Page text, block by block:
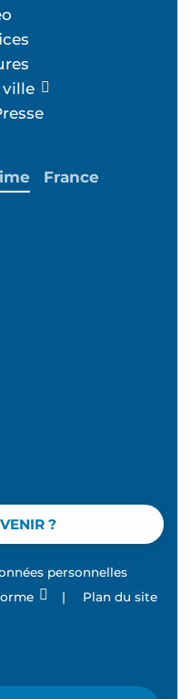
ville
?
France
personnelles
| Plan du site